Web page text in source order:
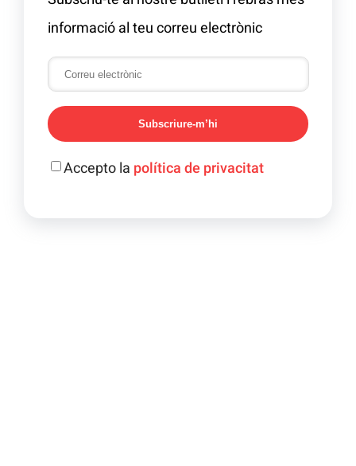
informació al teu correu electrònic
Subscriure-m’hi
Accepto la política de privacitat